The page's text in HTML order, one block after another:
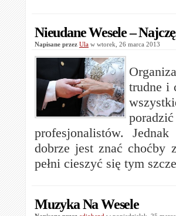
Nieudane Wesele –
Napisane przez Ula w wtorek, 26 marca 2013
trudne i
profesjonalistów.
dobrze jest znać choćby
pełni cieszyć się tym
Muzyka Na Wesele